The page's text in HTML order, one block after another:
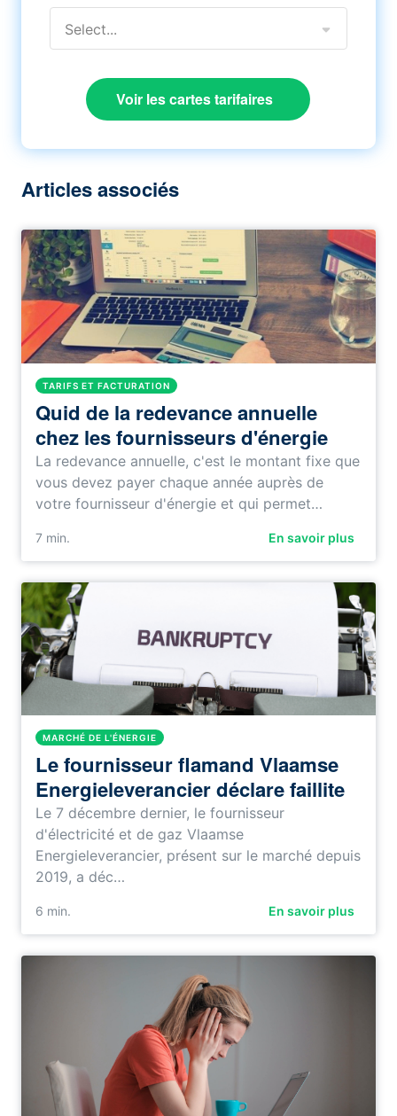
Select...
Voir les cartes tarifaires
Articles associés
TARIFS ET FACTURATION
Quid de la redevance annuelle
chez les fournisseurs d'énergie
La redevance annuelle, c'est le montant fixe que
vous devez payer chaque année auprès de
votre fournisseur d'énergie et qui permet…
7 min. En savoir plus
MARCHÉ DE L'ÉNERGIE
Le fournisseur flamand Vlaamse
Energieleverancier déclare faillite
Le 7 décembre dernier, le fournisseur
d'électricité et de gaz Vlaamse
Energieleverancier, présent sur le marché depuis
2019, a déc…
6 min. En savoir plus